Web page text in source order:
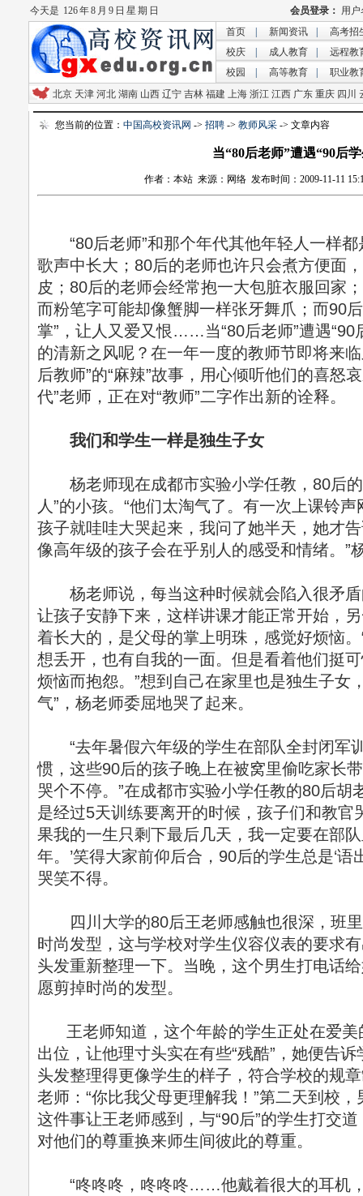
今天是 126 年 8 月 9 日 星 期 日
首页
新闻资讯
高考招
校庆
成人教育
远程教
校园
高等教育
职业教
北京 天津 河北 湖南 山西 辽宁 吉林 福建 上海 浙江 江西 广东 重庆 四川
您当前的位置： 中国高校资讯网 -> 招聘 -> 教师风采 -> 文章内容
当“80后老师”遭遇“90后
作者：本站 来源：网络 发布时间：2009-11-11
“80后老师”和那个年代其他年轻人一样都
歌声中长大；80后的老师也许只会煮方便面
皮；80后的老师会经常抱一大包脏衣服回家
而粉笔字可能却像蟹脚一样张牙舞爪；而90
掌”，让人又爱又恨……当“80后老师”遭遇“90
的清新之风呢？在一年一度的教师节即将来
后教师”的“麻辣”故事，用心倾听他们的喜怒
代”老师，正在对“教师”二字作出新的诠释。
我们和学生一样是独生子女
杨老师现在成都市实验小学任教，80后的
人”的小孩。“他们太淘气了。有一次上课铃
孩子就哇哇大哭起来，我问了她半天，她才
像高年级的孩子会在乎别人的感受和情绪。”
杨老师说，每当这种时候就会陷入很矛盾
让孩子安静下来，这样讲课才能正常开始，
着长大的，是父母的掌上明珠，感觉好烦恼
想丢开，也有自我的一面。但是看着他们挺
烦恼而抱怨。”想到自己在家里也是独生子女
气”，杨老师委屈地哭了起来。
“去年暑假六年级的学生在部队全封闭军
惯，这些90后的孩子晚上在被窝里偷吃家长
哭个不停。”在成都市实验小学任教的80后胡
是经过5天训练要离开的时候，孩子们和教官
果我的一生只剩下最后几天，我一定要在部
年。’笑得大家前仰后合，90后的学生总是‘
哭笑不得。
四川大学的80后王老师感触也很深，班里
时尚发型，这与学校对学生仪容仪表的要求
头发重新整理一下。当晚，这个男生打电话
愿剪掉时尚的发型。
王老师知道，这个年龄的学生正处在爱美
出位，让他理寸头实在有些“残酷”，她便告
头发整理得更像学生的样子，符合学校的规
老师：“你比我父母更理解我！”第二天到校
这件事让王老师感到，与“90后”的学生打交
对他们的尊重换来师生间彼此的尊重。
“咚咚咚，咚咚咚……他戴着很大的耳机，